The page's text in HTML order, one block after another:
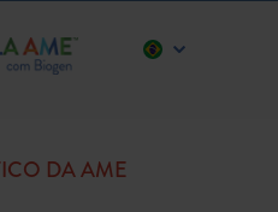
DA AME